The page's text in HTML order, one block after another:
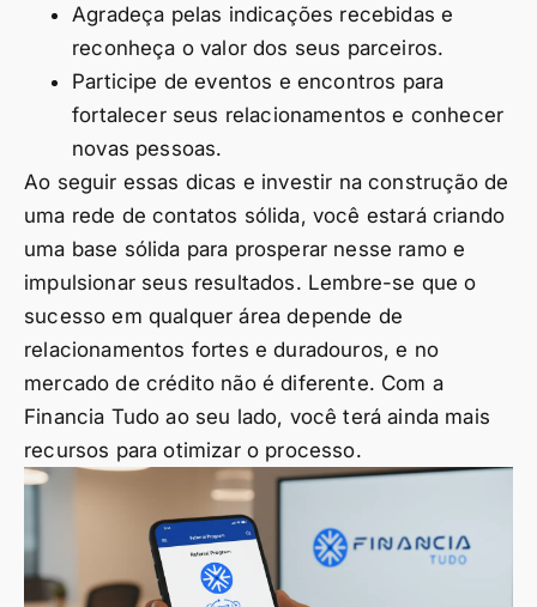
Agradeça pelas indicações recebidas e
reconheça o valor dos seus parceiros.
Participe de eventos e encontros para
fortalecer seus relacionamentos e conhecer
novas pessoas.
Ao seguir essas dicas e investir na construção de
uma rede de contatos sólida, você estará criando
uma base sólida para prosperar nesse ramo e
impulsionar seus resultados. Lembre-se que o
sucesso em qualquer área depende de
relacionamentos fortes e duradouros, e no
mercado de crédito não é diferente. Com a
Financia Tudo ao seu lado, você terá ainda mais
recursos para otimizar o processo.